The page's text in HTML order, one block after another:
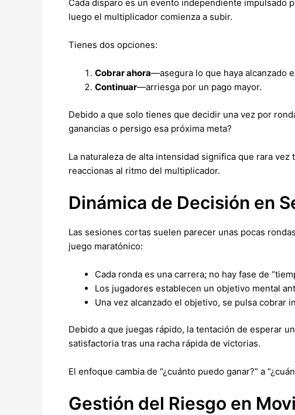
Cada disparo es un evento independiente impulsado
luego el multiplicador comienza a subir.
Tienes dos opciones:
Cobrar ahora—asegura lo que haya alcanzado
Continuar—arriesga por un pago mayor.
Debido a que solo tienes que decidir una vez por
ganancias o persigo esa próxima meta?
La naturaleza de alta intensidad significa que rara
reaccionas al ritmo del multiplicador.
Dinámica de Decisión en
Las sesiones cortas suelen parecer unas pocas
juego maratónico:
Cada ronda es una carrera; no hay fase de
Los jugadores establecen un objetivo mental
Una vez alcanzado el objetivo, se pulsa cobrar
Debido a que juegas rápido, la tentación de esperar
satisfactoria tras una racha rápida de victorias.
El enfoque cambia de “¿cuánto puedo ganar?” a
Gestión del Riesgo en